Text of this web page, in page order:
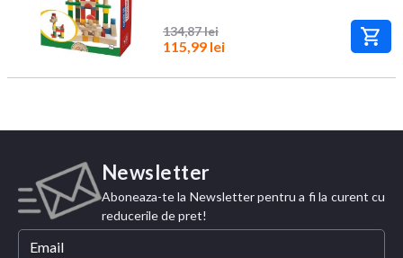
134,87 lei
115,99 lei
Newsletter
Aboneaza-te la Newsletter pentru a fi la curent cu
reducerile de pret!